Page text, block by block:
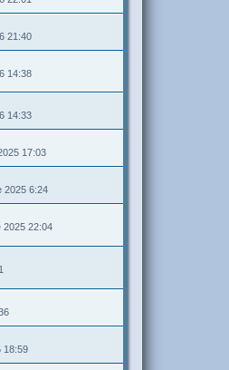
21:40
14:38
14:33
17:03
2025 6:24
2025 22:04
18:59